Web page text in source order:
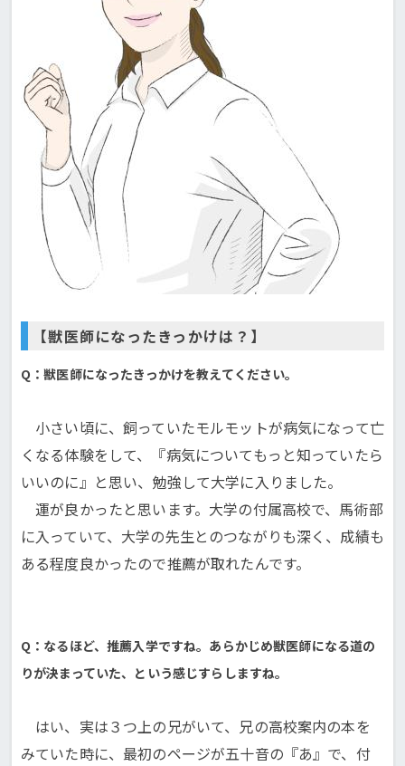
【獣医師になったきっかけは？】
Q：獣医師になったきっかけを教えてください。
小さい頃に、飼っていたモルモットが病気になって亡
くなる体験をして、『病気についてもっと知っていたら
いいのに』と思い、勉強して大学に入りました。
運が良かったと思います。大学の付属高校で、馬術部
に入っていて、大学の先生とのつながりも深く、成績も
ある程度良かったので推薦が取れたんです。
Q：なるほど、推薦入学ですね。あらかじめ獣医師になる道の
りが決まっていた、という感じすらしますね。
はい、実は３つ上の兄がいて、兄の高校案内の本を
みていた時に、最初のページが五十音の『あ』で、付